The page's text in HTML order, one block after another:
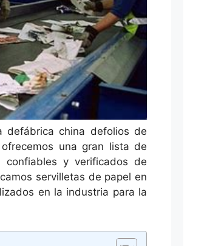
defábrica china defolios de
una gran lista de
confiables y verificados de
servilletas de papel en
en la industria para la